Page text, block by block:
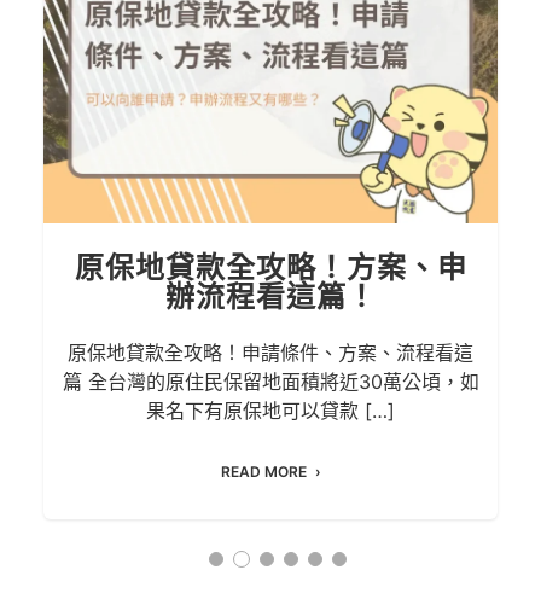
土地抵押借款成數多少？銀
行、民間差異一次搞懂
土地抵押借款成數多少？銀行、民間差異一次搞
懂 名下有土地又臨時需要一筆資金？可用土地抵
押借款解決！ 本文將介紹 […]
READ MORE